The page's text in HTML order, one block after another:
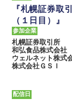
『札幌証券取
（１日目）』
参加企業
札幌証券取引所
和弘食品株式会社
ウェルネット株式
株式会社ＧＳＩ
配信日